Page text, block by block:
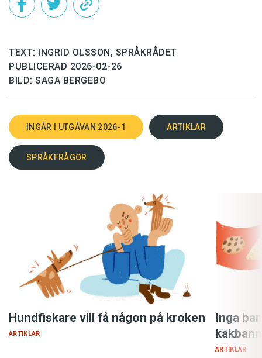
TEXT: INGRID OLSSON, SPRÅKRÅDET
PUBLICERAD 2026-02-26
BILD: SAGA BERGEBO
INGÅR I UTGÅVAN 2026-1 ARTIKLAR
SPRÅKFRÅGOR
Hundfiskare vill få någon på kroken
ARTIKLAR
Inga
ARTIKLAR